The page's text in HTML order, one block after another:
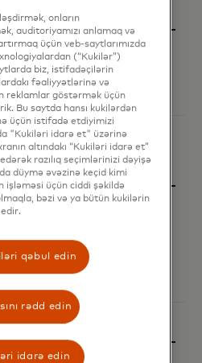
təchizat
onların
auditoriyamızı anlamaq və
üçün veb-saytlarımızda
(“Kukilər”)
biz, istifadəçilərin
fəaliyyətlərinə və
reklamlar göstərmək üçün
Bu saytda hansı kukilərdən
üçün istifadə etdiyimizi
"Kukiləri idarə et" üzərinə
altındakı “Kukiləri idarə et”
razılıq seçimlərinizi dəyişə
düymə əvəzinə keçid kimi
işləməsi üçün ciddi şəkildə
bəzi və ya bütün kukilərin
qəbul edin
rədd edin
idarə edin